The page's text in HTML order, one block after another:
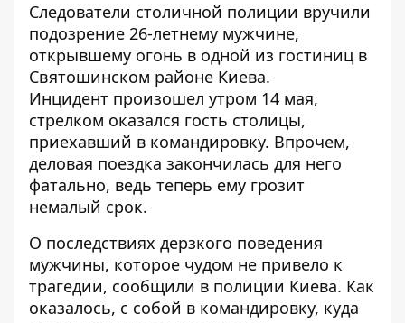
Следователи столичной полиции вручили
подозрение 26-летнему мужчине,
открывшему огонь в одной из гостиниц в
Святошинском районе Киева.
Инцидент произошел утром 14 мая,
стрелком оказался гость столицы,
приехавший в командировку. Впрочем,
деловая поездка закончилась для него
фатально, ведь теперь ему грозит
немалый срок.
О последствиях дерзкого поведения
мужчины, которое чудом не привело к
трагедии, сообщили в полиции Киева. Как
оказалось, с собой в командировку, куда